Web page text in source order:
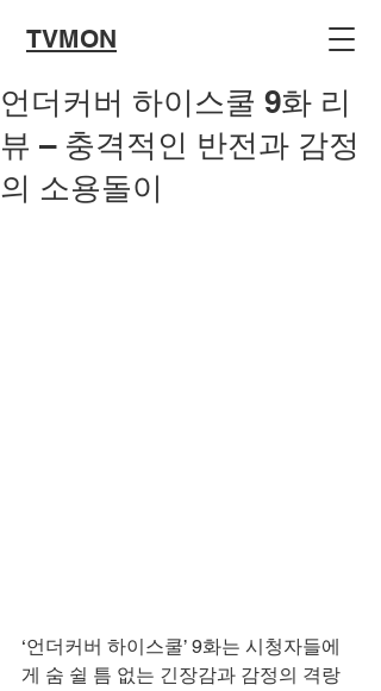
TVMON
언더커버 하이스쿨 9화 리
뷰 – 충격적인 반전과 감정
의 소용돌이
‘언더커버 하이스쿨’ 9화는 시청자들에
게 숨 쉴 틈 없는 긴장감과 감정의 격랑